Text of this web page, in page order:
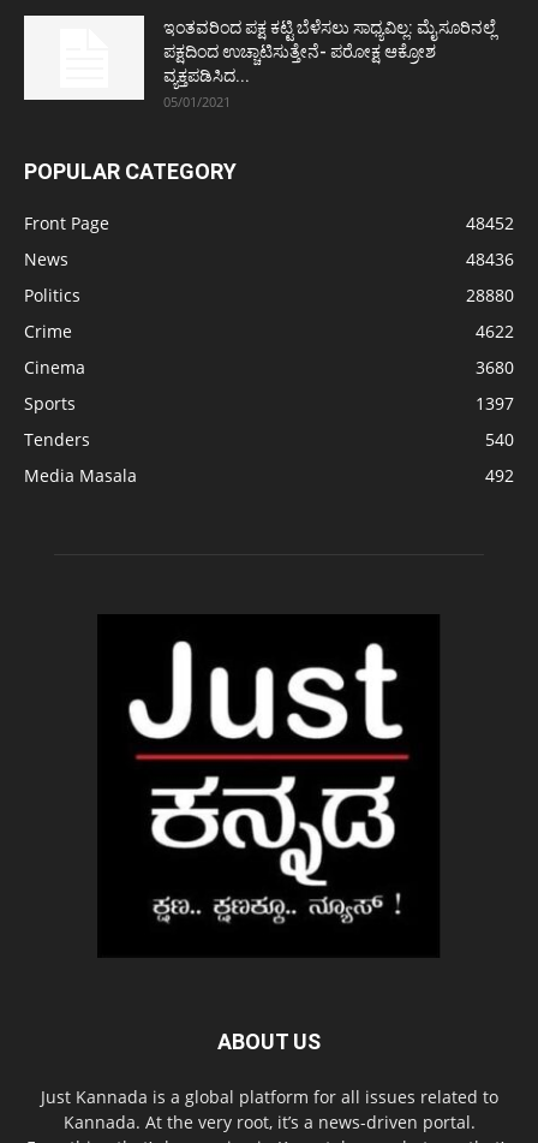
ಇಂತವರಿಂದ ಪಕ್ಷ ಕಟ್ಟಿ ಬೆಳೆಸಲು ಸಾಧ್ಯವಿಲ್ಲ: ಮೈಸೂರಿನಲ್ಲೆ
ಪಕ್ಷದಿಂದ ಉಚ್ಚಾಟಿಸುತ್ತೇನೆ- ಪರೋಕ್ಷ ಆಕ್ರೋಶ
ವ್ಯಕ್ತಪಡಿಸಿದ...
05/01/2021
POPULAR CATEGORY
Front Page
48452
News
48436
Politics
28880
Crime
4622
Cinema
3680
Sports
1397
Tenders
540
Media Masala
492
ABOUT US
Just Kannada is a global platform for all issues related to
Kannada. At the very root, it’s a news-driven portal.